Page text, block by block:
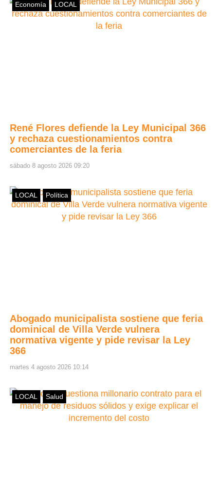
Economía LOCAL
René Flores defiende la Ley Municipal 366
y rechaza cuestionamientos contra
comerciantes de la feria
sábado 8 agosto 2026 09:20
LOCAL Política
Abogado municipalista sostiene que feria
dominical de Villa Verde vulnera
normativa vigente y pide revisar la Ley
366
martes 4 agosto 2026 10:14
LOCAL Salud